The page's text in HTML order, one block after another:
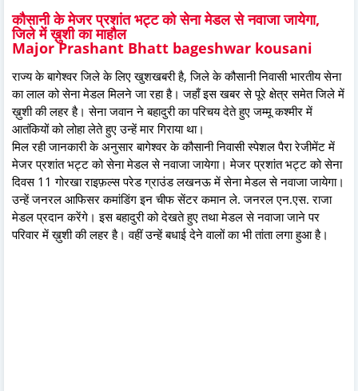
कौसानी के मेजर प्रशांत भट्ट को सेना मेडल से नवाजा जायेगा,
जिले में ख़ुशी का माहौल
Major Prashant Bhatt bageshwar kousani
राज्य के बागेश्वर जिले के लिए खुशखबरी है, जिले के कौसानी निवासी भारतीय सेना
का लाल को सेना मेडल मिलने जा रहा है। जहाँ इस खबर से पूरे क्षेत्र समेत जिले में
ख़ुशी की लहर है। सेना जवान ने बहादुरी का परिचय देते हुए जम्मू कश्मीर में
आतंकियों को लोहा लेते हुए उन्हें मार गिराया था।
मिल रही जानकारी के अनुसार बागेश्वर के कौसानी निवासी स्पेशल पैरा रेजीमेंट में
मेजर प्रशांत भट्ट को सेना मेडल से नवाजा जायेगा। मेजर प्रशांत भट्ट को सेना
दिवस 11 गोरखा राइफ़ल्स परेड ग्राउंड लखनऊ में सेना मेडल से नवाजा जायेगा।
उन्हें जनरल आफिसर कमांडिंग इन चीफ सेंटर कमान ले. जनरल एन.एस. राजा
मेडल प्रदान करेंगे। इस बहादुरी को देखते हुए तथा मेडल से नवाजा जाने पर
परिवार में ख़ुशी की लहर है। वहीं उन्हें बधाई देने वालों का भी तांता लगा हुआ है।